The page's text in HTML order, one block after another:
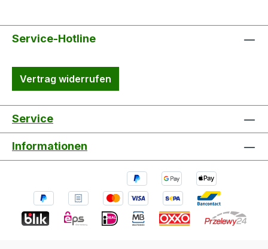
Service-Hotline
Vertrag widerrufen
Service
Informationen